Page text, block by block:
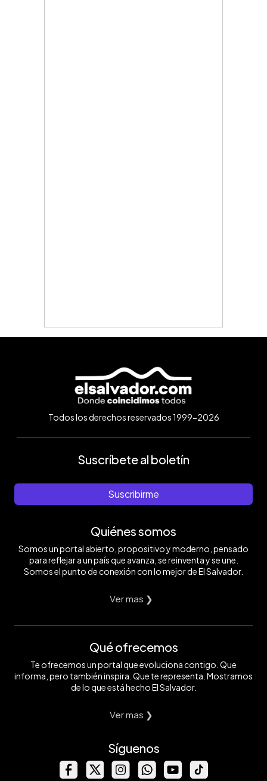
Todos los derechos reservados 1999-2026
Suscríbete al boletín
Suscribirme
Quiénes somos
Somos un portal abierto, propositivo y moderno, pensado
para reflejar a un país que avanza, se reinventa y se une.
Somos el punto de conexión con lo mejor de El Salvador.
Ver mas ❯
Qué ofrecemos
Te ofrecemos un portal que evoluciona contigo. Que
informa, pero también inspira. Que te representa. Mostramos
de lo que está hecho El Salvador.
Ver mas ❯
Síguenos